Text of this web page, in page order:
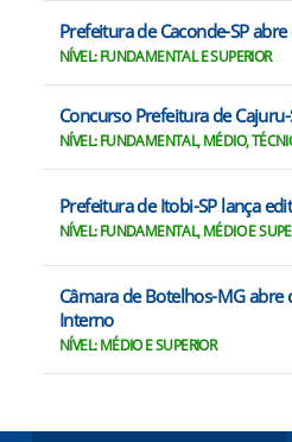
Prefeitura de Caconde-SP
NÍVEL: FUNDAMENTAL E SUPERIOR
Concurso Prefeitura de
NÍVEL: FUNDAMENTAL, MÉDIO,
Prefeitura de Itobi-SP lança
NÍVEL: FUNDAMENTAL, MÉDIO E
Câmara de Botelhos-MG
Interno
NÍVEL: MÉDIO E SUPERIOR